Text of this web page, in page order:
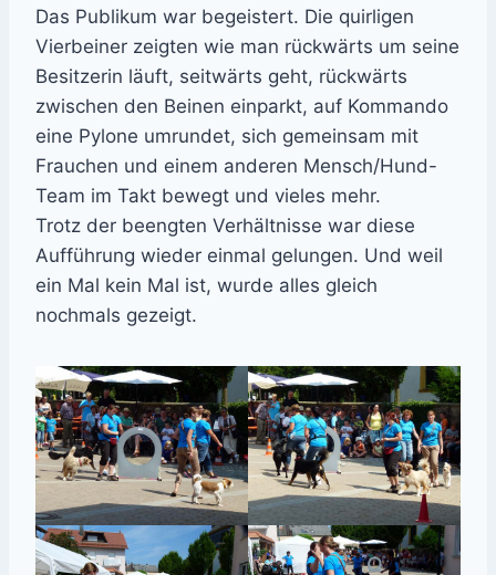
Das Publikum war begeistert. Die quirligen
Vierbeiner zeigten wie man rückwärts um seine
Besitzerin läuft, seitwärts geht, rückwärts
zwischen den Beinen einparkt, auf Kommando
eine Pylone umrundet, sich gemeinsam mit
Frauchen und einem anderen Mensch/Hund-
Team im Takt bewegt und vieles mehr.
Trotz der beengten Verhältnisse war diese
Aufführung wieder einmal gelungen. Und weil
ein Mal kein Mal ist, wurde alles gleich
nochmals gezeigt.